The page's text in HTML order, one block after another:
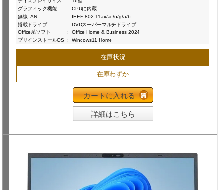
グラフィック機能
:
CPUに内蔵
無線LAN
:
IEEE 802.11ax/ac/n/g/a/b
搭載ドライブ
:
DVDスーパーマルチドライブ
Office系ソフト
:
Office Home & Business 2024
プリインストールOS : Windows11 Home
在庫状況
在庫わずか
カートに入れる
詳細はこちら